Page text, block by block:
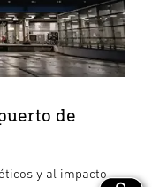
de
y al impacto